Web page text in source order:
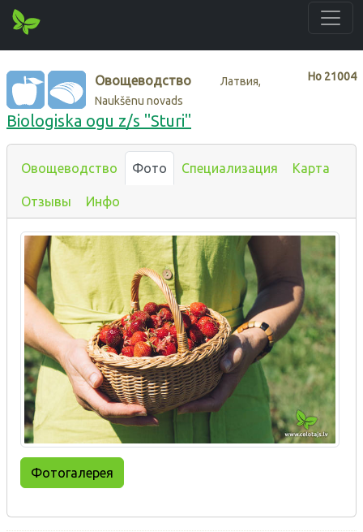
Нo 21004
Овощеводство
Латвия,
Naukšēnu novads
Biologiska ogu z/s "Sturi"
Овощеводство Фото Специализация Карта
Отзывы Инфо
Фотогалерея